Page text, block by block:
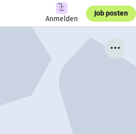
Anmelden
Job posten